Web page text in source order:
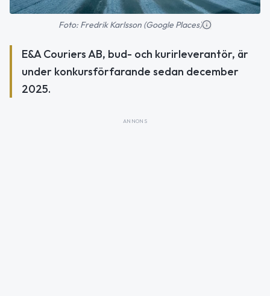
Foto: Fredrik Karlsson (Google Places)
E&A Couriers AB, bud- och kurirleverantör, är
under konkursförfarande sedan december
2025.
ANNONS